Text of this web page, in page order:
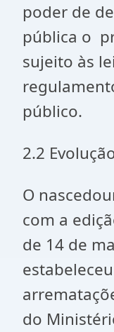
poder de
pública o
sujeito às
público.
2.2
O
com a
de 14 de
do